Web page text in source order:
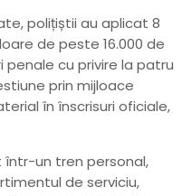
polițiștii au aplicat 8
de peste 16.000 de
cu privire la patru
prin mijloace
în înscrisuri oficiale,
un tren personal,
de serviciu,